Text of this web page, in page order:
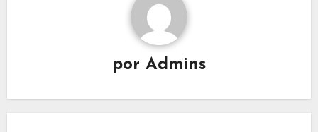
por Admins